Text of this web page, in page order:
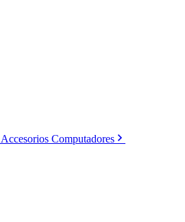
Accesorios Computadores